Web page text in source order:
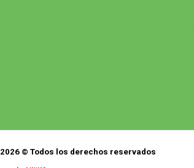
© Todos los derechos reservados